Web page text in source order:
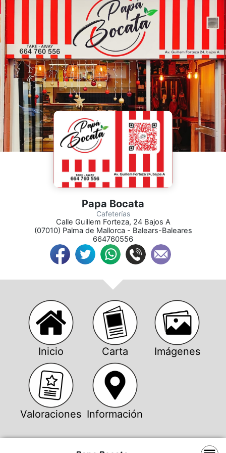
Papa Bocata
Cafeterías
Calle Guillem Forteza, 24 Bajos A
(07010) Palma de Mallorca - Balears-Baleares
664760556
Inicio Carta Imágenes
Valoraciones Información